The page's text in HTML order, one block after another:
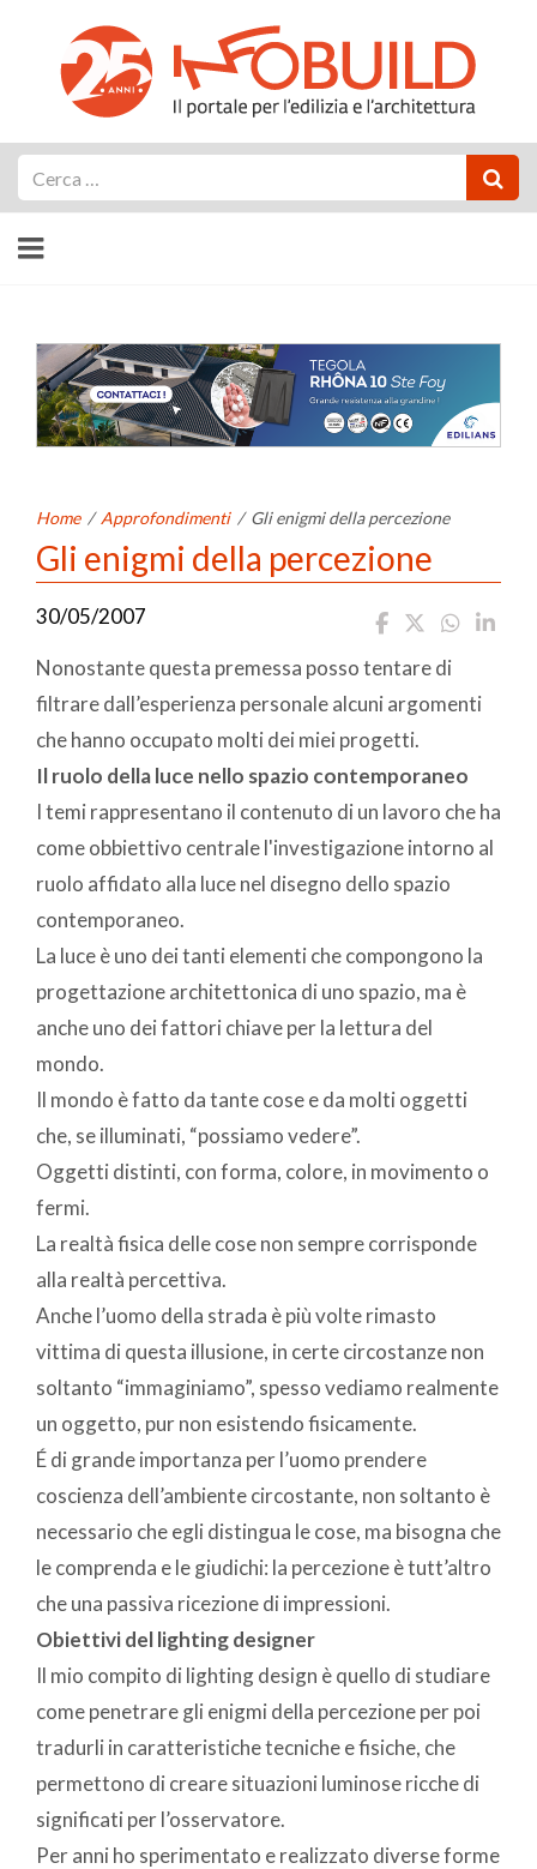
Home / Approfondimenti / Gli enigmi della percezione
Gli enigmi della percezione
30/05/2007
Nonostante questa premessa posso tentare di
filtrare dall’esperienza personale alcuni argomenti
che hanno occupato molti dei miei progetti.
Il ruolo della luce nello spazio contemporaneo
I temi rappresentano il contenuto di un lavoro che ha
come obbiettivo centrale l'investigazione intorno al
ruolo affidato alla luce nel disegno dello spazio
contemporaneo.
La luce è uno dei tanti elementi che compongono la
progettazione architettonica di uno spazio, ma è
anche uno dei fattori chiave per la lettura del
mondo.
Il mondo è fatto da tante cose e da molti oggetti
che, se illuminati, “possiamo vedere”.
Oggetti distinti, con forma, colore, in movimento o
fermi.
La realtà fisica delle cose non sempre corrisponde
alla realtà percettiva.
Anche l’uomo della strada è più volte rimasto
vittima di questa illusione, in certe circostanze non
soltanto “immaginiamo”, spesso vediamo realmente
un oggetto, pur non esistendo fisicamente.
É di grande importanza per l’uomo prendere
coscienza dell’ambiente circostante, non soltanto è
necessario che egli distingua le cose, ma bisogna che
le comprenda e le giudichi: la percezione è tutt’altro
che una passiva ricezione di impressioni.
Obiettivi del lighting designer
Il mio compito di lighting design è quello di studiare
come penetrare gli enigmi della percezione per poi
tradurli in caratteristiche tecniche e fisiche, che
permettono di creare situazioni luminose ricche di
significati per l’osservatore.
Per anni ho sperimentato e realizzato diverse forme